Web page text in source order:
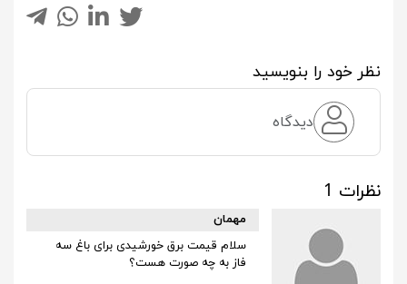
نظر خود را بنویسید
دیدگاه
نظرات 1
مهمان
سلام قیمت برق خورشیدی برای باغ سه
فاز به چه صورت هست؟